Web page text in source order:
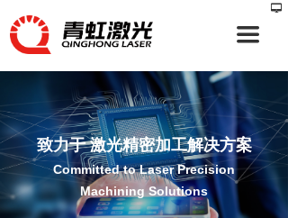
끀
网站首页
解决方案
技术服务
넡
致力于 激光精密加工解决方案
Committed to Laser Precision
Machining Solutions